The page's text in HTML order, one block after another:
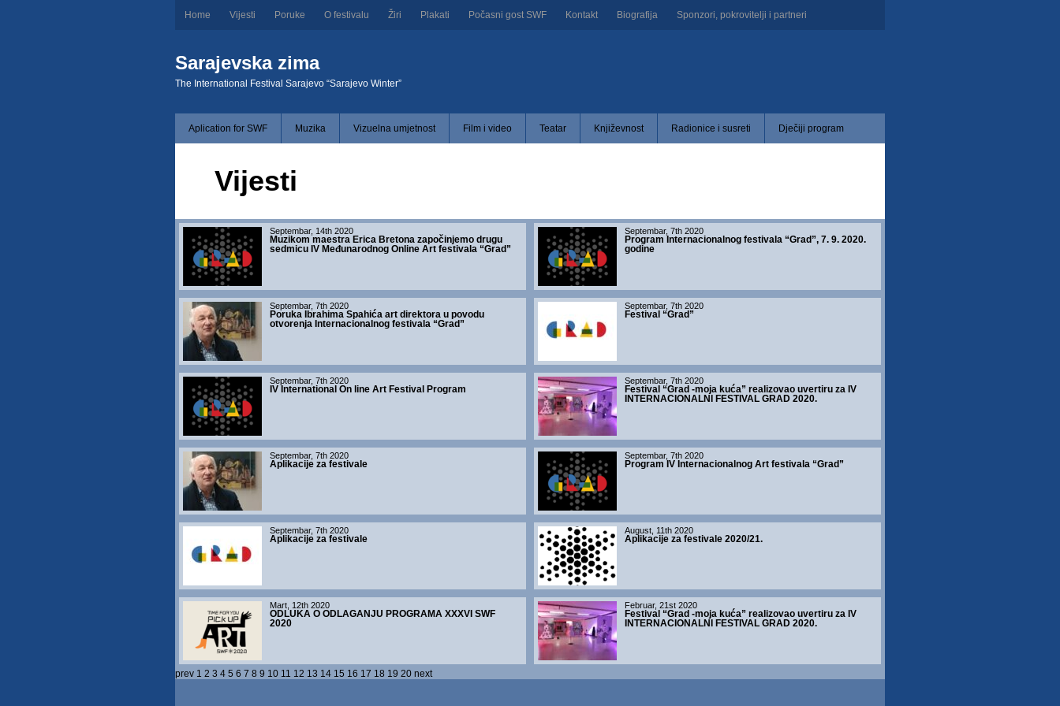
Home Vijesti Poruke O festivalu Žiri Plakati Počasni gost SWF Kontakt Biografija Sponzori, pokrovitelji i partneri
Sarajevska zima
The International Festival Sarajevo “Sarajevo Winter”
Aplication for SWF Muzika Vizuelna umjetnost Film i video Teatar Književnost Radionice i susreti Dječiji program
Vijesti
Septembar, 14th 2020
Muzikom maestra Erica Bretona započinjemo drugu
sedmicu IV Međunarodnog Online Art festivala “Grad”
Septembar, 7th 2020
Program Internacionalnog festivala “Grad”, 7. 9. 2020.
godine
Septembar, 7th 2020
Poruka Ibrahima Spahića art direktora u povodu
otvorenja Internacionalnog festivala “Grad”
Septembar, 7th 2020
Festival “Grad”
Septembar, 7th 2020
IV International On line Art Festival Program
Septembar, 7th 2020
Festival “Grad -moja kuća” realizovao uvertiru za IV
INTERNACIONALNI FESTIVAL GRAD 2020.
Septembar, 7th 2020
Aplikacije za festivale
Septembar, 7th 2020
Program IV Internacionalnog Art festivala “Grad”
Septembar, 7th 2020
Aplikacije za festivale
August, 11th 2020
Aplikacije za festivale 2020/21.
Mart, 12th 2020
ODLUKA O ODLAGANJU PROGRAMA XXXVI SWF
2020
Februar, 21st 2020
Festival “Grad -moja kuća” realizovao uvertiru za IV
INTERNACIONALNI FESTIVAL GRAD 2020.
prev 1 2 3 4 5 6 7 8 9 10 11 12 13 14 15 16 17 18 19 20 next